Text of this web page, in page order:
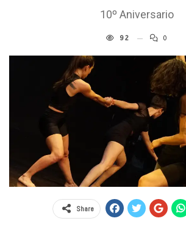
10º Aniversario
92 0
Share